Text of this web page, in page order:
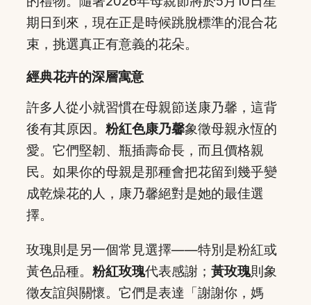
期日到來，現在正是時候跳脫標準的混合花
束，挑選真正有意義的花朵。
經典花卉的深層寓意
許多人從小就習慣在母親節送康乃馨，這背
後有其原因。 粉紅色康乃馨象徵母親永恆的
愛。它們堅韌、瓶插壽命長，而且價格親
民。如果你的母親是那種會把花留到幾乎變
成乾燥花的人，康乃馨絕對是她的最佳選
擇。
玫瑰則是另一個常見選擇——特別是粉紅或
黃色品種。 粉紅玫瑰代表感謝； 黃玫瑰則象
徵友誼與關懷。它們是表達「謝謝你，媽